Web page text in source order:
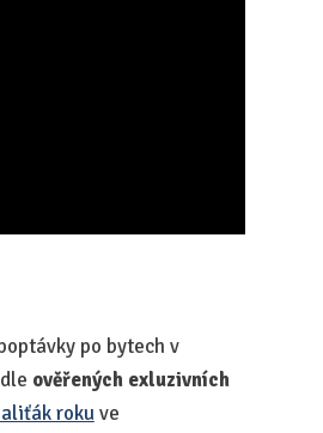
po bytech v
ověřených exluzivních
rokuve